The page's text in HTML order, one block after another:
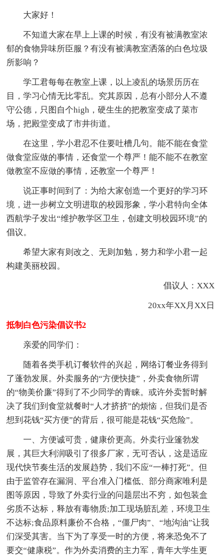
大家好！
不知道大家在早上上课的时候，有没有被满教室浓
郁的食物异味所臣服？有没有被满教室洒落的白色垃圾
所影响？
学工君每每在教室上课，以上凌乱的场景历历在
目，学习心情无比零乱。究其原因，总有小部分人不遵
守公德，只图自个high，硬生生的把教室变成了菜市
场，把殿堂变成了市井街道。
在这里，学小君忍不住要吐槽几句。能不能在食堂
做食堂应做的事情，还食堂一个尊严！能不能不在教室
做教室不应做的事情，还教室一个尊严！
说正事时间到了：为给大家创造一个更好的学习环
境，进一步树立文明进取的校园形象，学小君特向全体
西航学子发出“维护教学区卫生，创建文明校园环境”的
倡议。
希望大家有则改之、无则加勉，努力和学小君一起
构建美丽校园。
倡议人：XXX
20xx年XX月XX日
抵制白色污染倡议书2
亲爱的同学们：
随着各类手机订餐软件的兴起，网络订餐业务得到
了蓬勃发展。外卖服务的“方便快捷”，外卖食物所谓
的“物美价廉”得到了不少同学的青睐。或许外卖暂时解
决了我们到食堂就餐时“人才挤挤”的烦恼，但我们是否
想到花钱“买方便”的背后，很可能是花钱“买危险”。
一、方便诚可贵，健康价更高。外卖行业篷勃发
展，其巨大利润吸引了很多厂家，无可否认，这是适应
现代快节奏生活的发展趋势，我们不应“一棒打死”。但
由于监管存在漏洞、平台准入门槛低、部分商家唯利是
图等原因，导致了外卖行业的问题层出不穷，如包装盒
劣质不达标，释放有毒物质;加工现场脏乱差，环境卫生
不达标;食品原料廉价不合格，“僵尸肉”、“地沟油”让我
们深受其害。当下为了享受一时的方便，将来恐免不了
要交“健康税”。作为外卖消费的主力军，青年大学生更